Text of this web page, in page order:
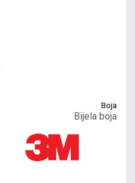
Boja
Bijela boja